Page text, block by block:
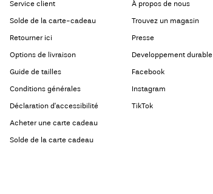
Service client
Solde de la carte-cadeau
Retourner ici
Options de livraison
Guide de tailles
Conditions générales
Déclaration d’accessibilité
Acheter une carte cadeau
Solde de la carte cadeau
À propos de nous
Trouvez un magasin
Presse
Developpement durable
Facebook
Instagram
TikTok